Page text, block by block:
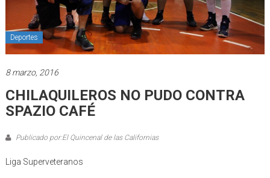
Deportes
8 marzo, 2016
CHILAQUILEROS NO PUDO CONTRA
SPAZIO CAFÉ
Publicado por:El Quincenal de las Californias
Liga Superveteranos